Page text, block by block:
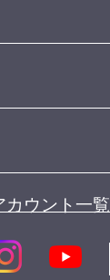
カウント一覧